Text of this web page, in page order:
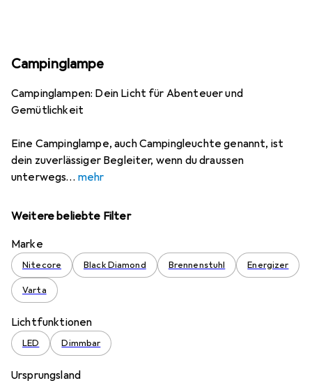
Campinglampe
Campinglampen: Dein Licht für Abenteuer und
Gemütlichkeit
Eine Campinglampe, auch Campingleuchte genannt, ist
dein zuverlässiger Begleiter, wenn du draussen
unterwegs
mehr
Weitere beliebte Filter
Marke
Nitecore Black Diamond Brennenstuhl Energizer
Varta
Lichtfunktionen
LED Dimmbar
Ursprungsland